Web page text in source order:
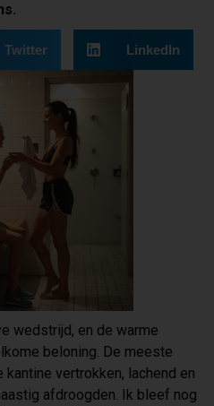
Twitter LinkedIn
wedstrijd, en de warme
beloning. De meeste
vertrokken, lachend en
afdroogden. Ik bleef nog